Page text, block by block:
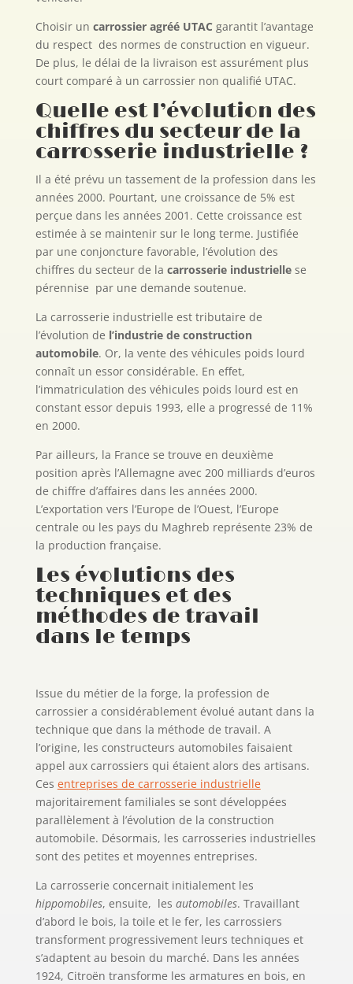
Choisir un carrossier agréé UTAC garantit l’avantage
du respect des normes de construction en vigueur.
De plus, le délai de la livraison est assurément plus
court comparé à un carrossier non qualifié UTAC.
Quelle est l’évolution des
chiffres du secteur de la
carrosserie industrielle ?
Il a été prévu un tassement de la profession dans les
années 2000. Pourtant, une croissance de 5% est
perçue dans les années 2001. Cette croissance est
estimée à se maintenir sur le long terme. Justifiée
par une conjoncture favorable, l’évolution des
chiffres du secteur de la carrosserie industriellese
pérennise par une demande soutenue.
La carrosserie industrielle est tributaire de
l’évolution de l’industrie de construction
automobile. Or, la vente des véhicules poids lourd
connaît un essor considérable. En effet,
l’immatriculation des véhicules poids lourd est en
constant essor depuis 1993, elle a progressé de 11%
en 2000.
Par ailleurs, la France se trouve en deuxième
position après l’Allemagne avec 200 milliards d’euros
de chiffre d’affaires dans les années 2000.
L’exportation vers l’Europe de l’Ouest, l’Europe
centrale ou les pays du Maghreb représente 23% de
la production française.
Les évolutions des
techniques et des
méthodes de travail
dans le temps
Issue du métier de la forge, la profession de
carrossier a considérablement évolué autant dans la
technique que dans la méthode de travail. A
l’origine, les constructeurs automobiles faisaient
appel aux carrossiers qui étaient alors des artisans.
Ces entreprises de carrosserie industrielle
majoritairement familiales se sont développées
parallèlement à l’évolution de la construction
automobile. Désormais, les carrosseries industrielles
sont des petites et moyennes entreprises.
La carrosserie concernait initialement les
hippomobiles, ensuite, les automobiles. Travaillant
d’abord le bois, la toile et le fer, les carrossiers
transforment progressivement leurs techniques et
s’adaptent au besoin du marché. Dans les années
1924, Citroën transforme les armatures en bois, en